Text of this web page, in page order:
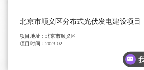
北京市顺义区分布式光伏发电建设项目
项目地址： 北京市顺义区
项目时间： 2023.02